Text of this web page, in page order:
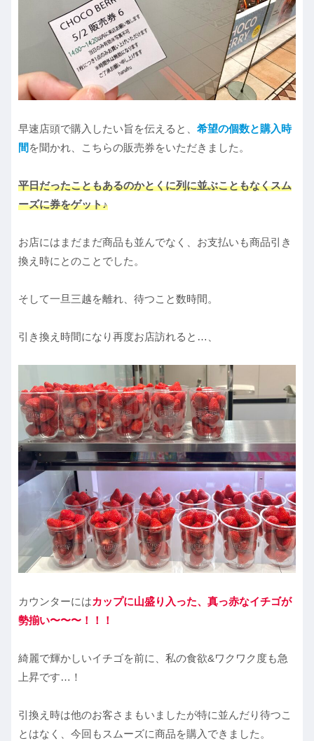
早速店頭で購入したい旨を伝えると、 希望の個数と購入時
間 を聞かれ、こちらの販売券をいただきました。
平日だったこともあるのかとくに列に並ぶこともなくスム
ーズに券をゲット♪
お店にはまだまだ商品も並んでなく、お支払いも商品引き
換え時にとのことでした。
そして一旦三越を離れ、待つこと数時間。
引き換え時間になり再度お店訪れると…、
カウンターにはカップに山盛り入った、真っ赤なイチゴが
勢揃い〜〜〜！！！
綺麗で輝かしいイチゴを前に、私の食欲&ワクワク度も急
上昇です…！
引換え時は他のお客さまもいましたが特に並んだり待つこ
とはなく、今回もスムーズに商品を購入できました。